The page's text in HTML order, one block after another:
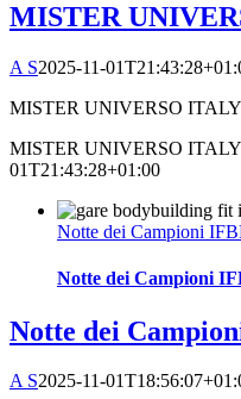
MISTER
A S2025-11-
MISTER UNIVERSO
MISTER UNIVERSO
01T21:43:28+01:00
Notte dei Campioni
Notte dei Campioni
Notte dei
A S2025-11-